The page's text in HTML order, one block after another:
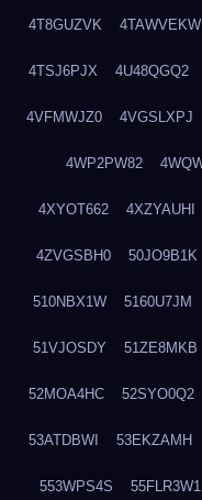
4T8GUZVK 4TAWVEKW
4TSJ6PJX 4U48QGQ2
4VFMWJZ0 4VGSLXPJ
4WP2PW82
4XYOT662 4XZYAUHI
4ZVGSBH0 50JO9B1K
510NBX1W 5160U7JM
51VJOSDY 51ZE8MKB
52MOA4HC 52SYO0Q2
53ATDBWI 53EKZAMH
553WPS4S 55FLR3W1